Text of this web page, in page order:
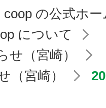
の公式ホ
について
せ（宮崎）
（宮崎）